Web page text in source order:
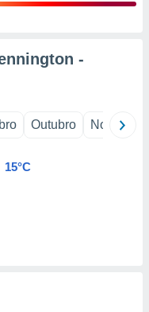
-
Outubro Novembro
15°C